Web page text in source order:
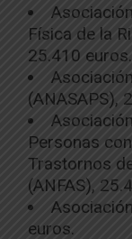
Física de la
25.410 euros.
(ANASAPS),
Personas
Trastornos
(ANFAS),
euros.